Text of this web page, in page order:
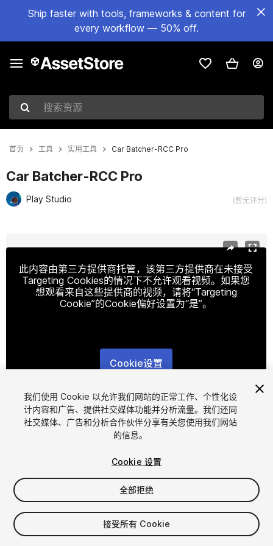
Ship faster with tools, frameworks & content for
every workflow — 50% off.
搜索资源
首页 工具 实用工具 Car Batcher-RCC Pro
Car Batcher-RCC Pro
Play Studio (暂无评分)
此内容由第三方提供商托管，该第三方提供商在未接受
Targeting Cookies的情况下不允许观看视频。如果您
想观看来自这些提供商的视频，请将“Targeting
Cookie”的Cookie偏好设置为“是”。
Cookie设置
1/2
$20
席位
我们使用 Cookie 以允许我们网站的正常工作、个性化设
计内容和广告、提供社交媒体功能并分析流量。我们还同
社交媒体、广告和分析合作伙伴分享有关您使用我们网站
的信息。
Cookie 设置
全部拒绝
接受所有 Cookie